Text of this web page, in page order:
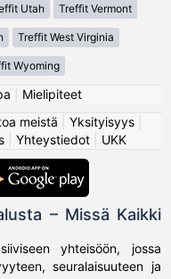
Utah Treffit Vermont
Treffit West Virginia
Wyoming
Mielipiteet
meistä Yksityisyys|
Yhteystiedot UKK
– Missä Kaikki
yhteisöön, jossa
seuralaisuuteen ja